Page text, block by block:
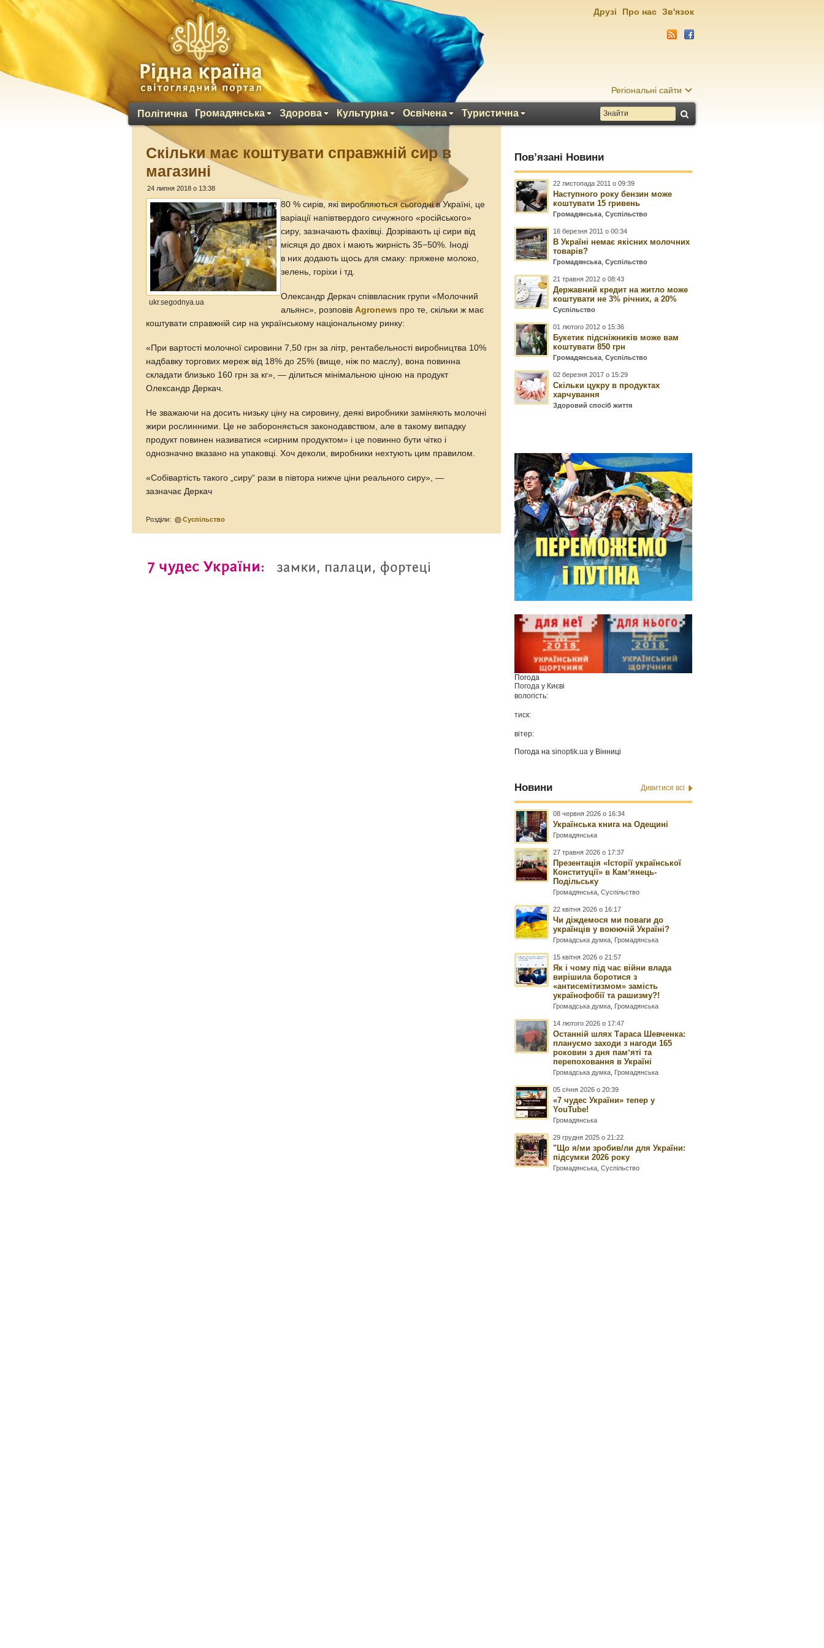
Регіональні сайти
Політична Громадянська Здорова Культурна Освічена Туристична
Друзі Про нас Зв'язок
Скільки має коштувати справжній сир в
магазині
24 липня 2018 о 13:38
ukr.segodnya.ua
80 % сирів, які виробляються сьогодні в Україні, це
варіації напівтвердого сичужного «російського»
сиру, зазначають фахівці. Дозрівають ці сири від
місяця до двох і мають жирність 35−50%. Іноді
в них додають щось для смаку: пряжене молоко,
зелень, горіхи і тд.
Олександр Деркач співвласник групи «Молочний
альянс», розповівAgronews про те, скільки ж має
коштувати справжній сир на українському національному ринку:
«При вартості молочної сировини 7,50 грн за літр, рентабельності виробництва 10%
надбавку торгових мереж від 18% до 25% (вище, ніж по маслу), вона повинна
складати близько 160 грн за кг», — ділиться мінімальною ціною на продукт
Олександр Деркач.
Не зважаючи на досить низьку ціну на сировину, деякі виробники заміняють молочні
жири рослинними. Це не забороняється законодавством, але в такому випадку
продукт повинен називатися «сирним продуктом» і це повинно бути чітко і
однозначно вказано на упаковці. Хоч деколи, виробники нехтують цим правилом.
«Собівартість такого „сиру“ рази в півтора нижче ціни реального сиру», —
зазначає Деркач
Розділи: Суспільство
Пов’язані Новини
22 листопада 2011 о 09:39
Наступного року бензин може
коштувати 15 гривень
Громадянська ,Суспільство
16 березня 2011 о 00:34
В Україні немає якісних молочних
товарів?
Громадянська ,Суспільство
21 травня 2012 о 08:43
Державний кредит на житло може
коштувати не 3% річних, а 20%
Суспільство
01 лютого 2012 о 15:36
Букетик підсніжників може вам
коштувати 850 грн
Громадянська ,Суспільство
02 березня 2017 о 15:29
Скільки цукру в продуктах
харчування
Здоровий спосіб життя
Погода
Погода у Києві
вологість:
тиск:
вітер:
Погода наsinoptik.ua у Вінниці
Новини Дивитися всі
08 червня 2026 о 16:34
Українська книга на Одещині
Громадянська
27 травня 2026 о 17:37
Презентація «Історії української
Конституції» в Камʼянець-
Подільську
Громадянська ,Суспільство
22 квітня 2026 о 16:17
Чи діждемося ми поваги до
українців у воюючій Україні?
Громадська думка Громадянська
15 квітня 2026 о 21:57
Як і чому під час війни влада
вирішила боротися з
«антисемітизмом» замість
українофобії та рашизму?!
Громадська думка Громадянська
14 лютого 2026 о 17:47
Останній шлях Тараса Шевченка:
плануємо заходи з нагоди 165
роковин з дня памʼяті та
перепоховання в Україні
Громадська думка Громадянська
05 січня 2026 о 20:39
«7 чудес України» тепер у
YouTube!
Громадянська
29 грудня 2025 о 21:22
"Що я/ми зробив/ли для України:
підсумки 2026 року
Громадянська ,Суспільство